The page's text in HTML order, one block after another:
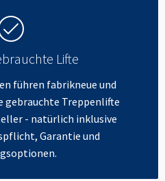
Lifte
führen fabrikneue und
gebrauchte Treppenlifte
- natürlich inklusive
Garantie und